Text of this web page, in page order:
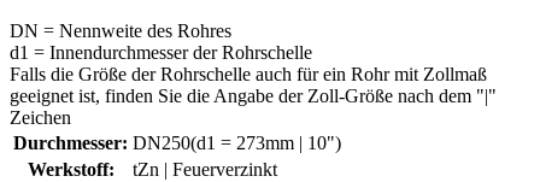
DN = Nennweite des Rohres
d1 = Innendurchmesser der Rohrschelle
Falls die Größe der Rohrschelle auch für ein Rohr mit Zollmaß
geeignet ist, finden Sie die Angabe der Zoll-Größe nach dem "|"
Zeichen
Durchmesser: DN250(d1 = 273mm | 10")
Werkstoff:
tZn | Feuerverzinkt